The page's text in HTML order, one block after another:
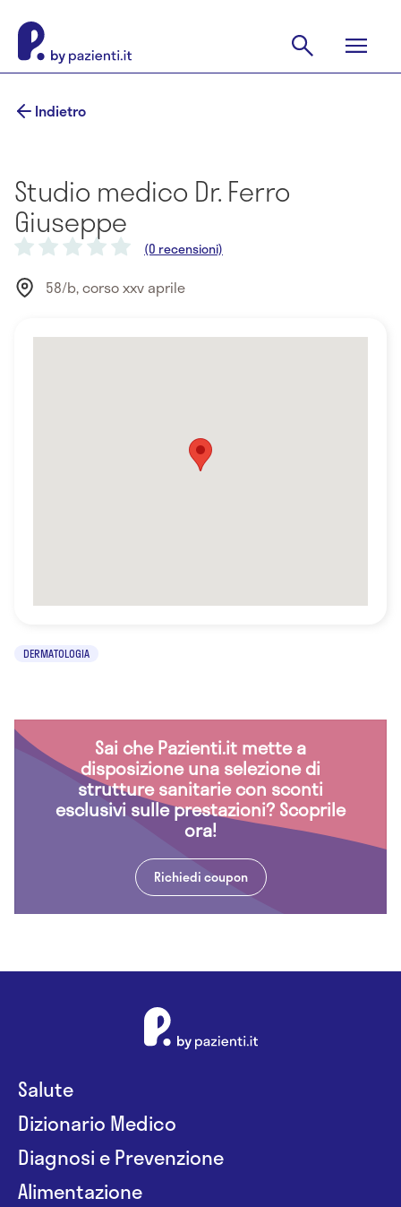
Indietro
Studio medico Dr. Ferro
Giuseppe
(0 recensioni)
58/b, corso xxv aprile
DERMATOLOGIA
Sai che Pazienti.it mette a
disposizione una selezione di
strutture sanitarie con sconti
esclusivi sulle prestazioni? Scoprile
ora!
Richiedi coupon
Salute
Dizionario Medico
Diagnosi e Prevenzione
Alimentazione